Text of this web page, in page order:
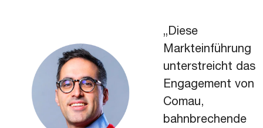
„Diese
Markteinführung
unterstreicht das
Engagement von
Comau,
bahnbrechende